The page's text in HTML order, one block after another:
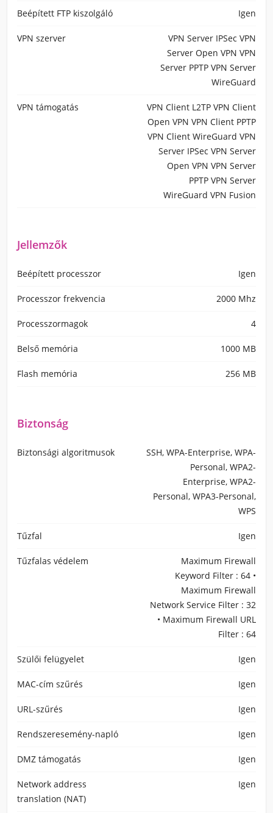
Beépített FTP kiszolgáló Igen
VPN szerver
VPN Server IPSec VPN
Server Open VPN VPN
Server PPTP VPN Server
WireGuard
VPN támogatás
VPN Client L2TP VPN Client
Open VPN VPN Client PPTP
VPN Client WireGuard VPN
Server IPSec VPN Server
Open VPN VPN Server
PPTP VPN Server
WireGuard VPN Fusion
Jellemzők
Beépített processzor Igen
Processzor frekvencia 2000 Mhz
Processzormagok 4
Belső memória 1000 MB
Flash memória 256 MB
Biztonság
Biztonsági algoritmusok
SSH, WPA-Enterprise, WPA-
Personal, WPA2-
Enterprise, WPA2-
Personal, WPA3-Personal,
WPS
Tűzfal Igen
Tűzfalas védelem
Maximum Firewall
Keyword Filter : 64 •
Maximum Firewall
Network Service Filter : 32
• Maximum Firewall URL
Filter : 64
Szülői felügyelet Igen
MAC-cím szűrés Igen
URL-szűrés Igen
Rendszeresemény-napló Igen
DMZ támogatás Igen
Network address
translation (NAT)
Igen